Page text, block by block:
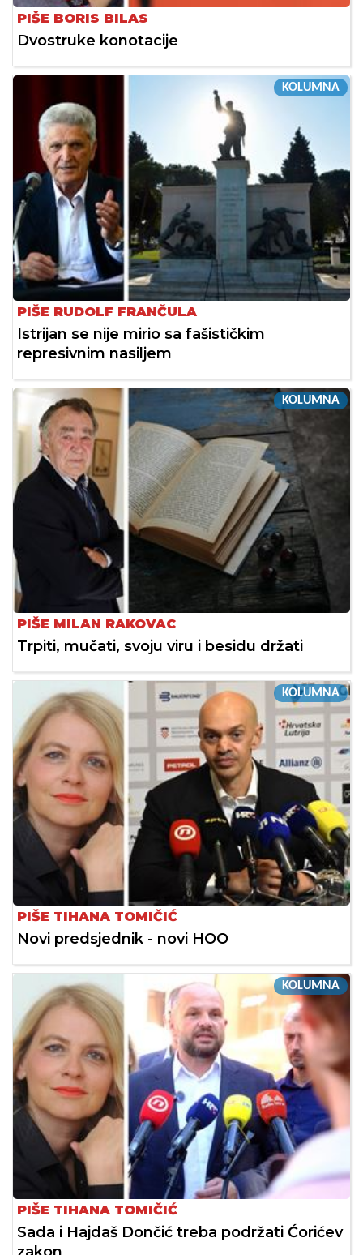
PIŠE BORIS BILAS
Dvostruke konotacije
KOLUMNA
PIŠE RUDOLF FRANČULA
Istrijan se nije mirio sa fašističkim
represivnim nasiljem
KOLUMNA
PIŠE MILAN RAKOVAC
Trpiti, mučati, svoju viru i besidu držati
KOLUMNA
PIŠE TIHANA TOMIČIĆ
Novi predsjednik - novi HOO
KOLUMNA
PIŠE TIHANA TOMIČIĆ
Sada i Hajdaš Dončić treba podržati Ćorićev